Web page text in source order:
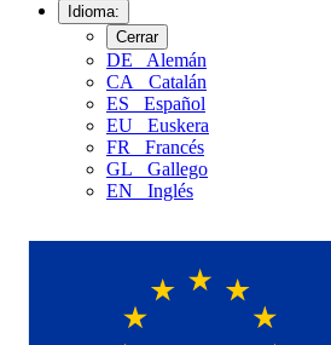
Idioma:
Cerrar
DE
Alemán
CA
Catalán
ES
Español
EU
Euskera
FR
Francés
GL
Gallego
EN
Inglés